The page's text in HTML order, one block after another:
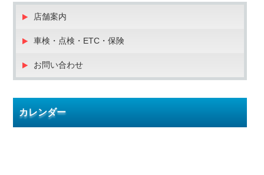
店舗案内
車検・点検・ETC・保険
お問い合わせ
カレンダー